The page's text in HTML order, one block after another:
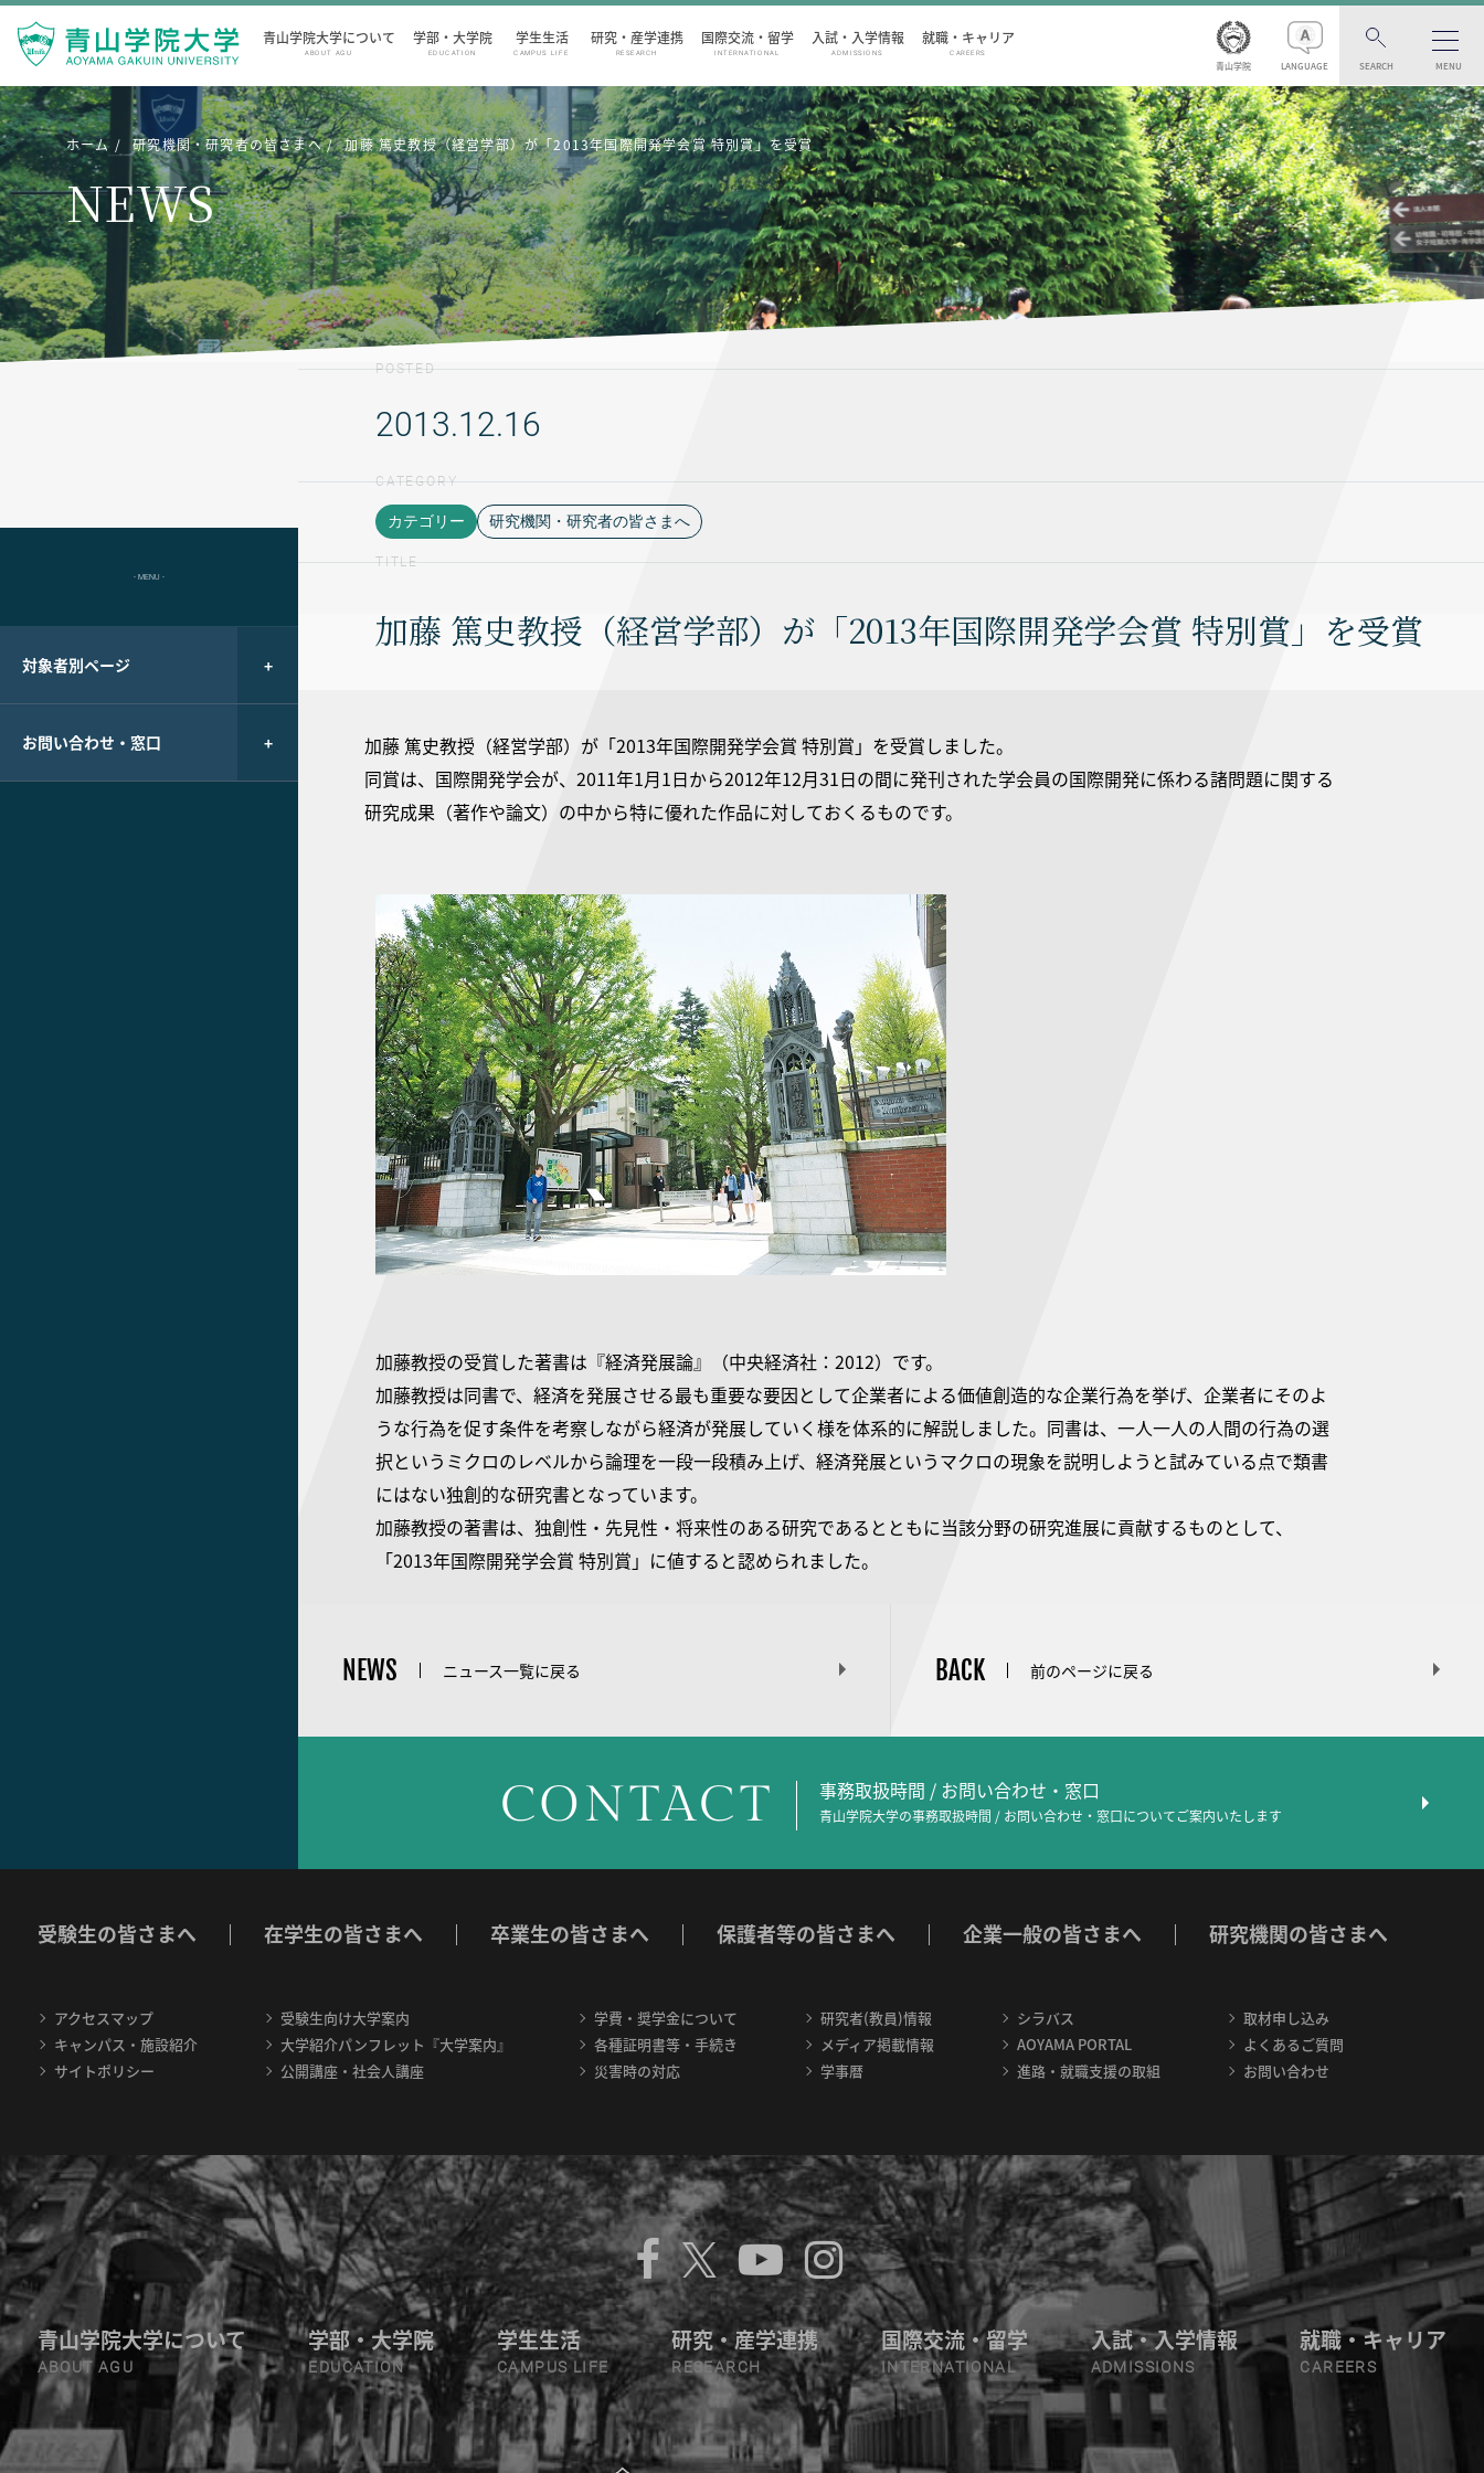
青山学院大学について
ABOUT AGU
学部・大学院
EDUCATION
学生生活
CAMPUS LIFE
研究・産学連携
RESEARCH
国際交流・留学
INTERNATIONAL
入試・入学情報
ADMISSIONS
就職・キャリア
CAREERS
青山学院 LANGUAGE SEARCH MENU
ホーム 研究機関・研究者の皆さまへ 加藤 篤史教授（経営学部）が「2013年国際開発学会賞 特別賞」を受賞
NEWS
- MENU -
対象者別ページ
お問い合わせ・窓口
POSTED
2013.12.16
CATEGORY
カテゴリー 研究機関・研究者の皆さまへ
TITLE
加藤 篤史教授（経営学部）が「2013年国際開発学会賞 特別賞」を受賞
加藤 篤史教授（経営学部）が「2013年国際開発学会賞 特別賞」を受賞しました。
同賞は、国際開発学会が、2011年1月1日から2012年12月31日の間に発刊された学会員の国際開発に係わる諸問題に関する
研究成果（著作や論文）の中から特に優れた作品に対しておくるものです。
加藤教授の受賞した著書は『経済発展論』（中央経済社：2012）です。
加藤教授は同書で、経済を発展させる最も重要な要因として企業者による価値創造的な企業行為を挙げ、企業者にそのよ
うな行為を促す条件を考察しながら経済が発展していく様を体系的に解説しました。同書は、一人一人の人間の行為の選
択というミクロのレベルから論理を一段一段積み上げ、経済発展というマクロの現象を説明しようと試みている点で類書
にはない独創的な研究書となっています。
加藤教授の著書は、独創性・先見性・将来性のある研究であるとともに当該分野の研究進展に貢献するものとして、
「2013年国際開発学会賞 特別賞」に値すると認められました。
NEWS ニュース一覧に戻る BACK 前のページに戻る
CONTACT 事務取扱時間 / お問い合わせ・窓口
青山学院大学の事務取扱時間 / お問い合わせ・窓口についてご案内いたします
受験生の皆さまへ 在学生の皆さまへ 卒業生の皆さまへ 保護者等の皆さまへ 企業一般の皆さまへ 研究機関の皆さまへ
アクセスマップ
キャンパス・施設紹介
サイトポリシー
受験生向け大学案内
大学紹介パンフレット『大学案内』
公開講座・社会人講座
学費・奨学金について
各種証明書等・手続き
災害時の対応
研究者(教員)情報
メディア掲載情報
学事暦
シラバス
AOYAMA PORTAL
進路・就職支援の取組
取材申し込み
よくあるご質問
お問い合わせ
青山学院大学について
ABOUT AGU
学部・大学院
EDUCATION
学生生活
CAMPUS LIFE
研究・産学連携
RESEARCH
国際交流・留学
INTERNATIONAL
入試・入学情報
ADMISSIONS
就職・キャリア
CAREERS